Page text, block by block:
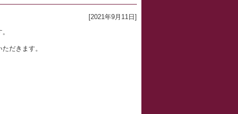
[2021年9月11日]
だきます。